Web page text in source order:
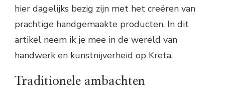
hier dagelijks bezig zijn met het creëren van
prachtige handgemaakte producten. In dit
artikel neem ik je mee in de wereld van
handwerk en kunstnijverheid op Kreta.
Traditionele ambachten